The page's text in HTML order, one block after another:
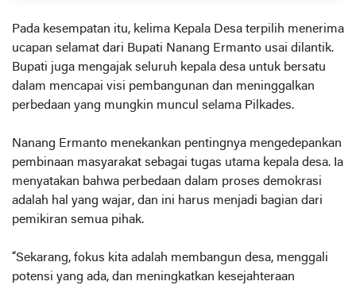
Pada kesempatan itu, kelima Kepala Desa terpilih menerima
ucapan selamat dari Bupati Nanang Ermanto usai dilantik.
Bupati juga mengajak seluruh kepala desa untuk bersatu
dalam mencapai visi pembangunan dan meninggalkan
perbedaan yang mungkin muncul selama Pilkades.
Nanang Ermanto menekankan pentingnya mengedepankan
pembinaan masyarakat sebagai tugas utama kepala desa. Ia
menyatakan bahwa perbedaan dalam proses demokrasi
adalah hal yang wajar, dan ini harus menjadi bagian dari
pemikiran semua pihak.
“Sekarang, fokus kita adalah membangun desa, menggali
potensi yang ada, dan meningkatkan kesejahteraan